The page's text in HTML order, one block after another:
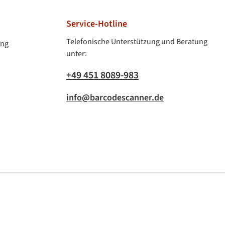
Service-Hotline
Telefonische Unterstützung und Beratung
unter:
+49 451 8089-983
info@barcodescanner.de